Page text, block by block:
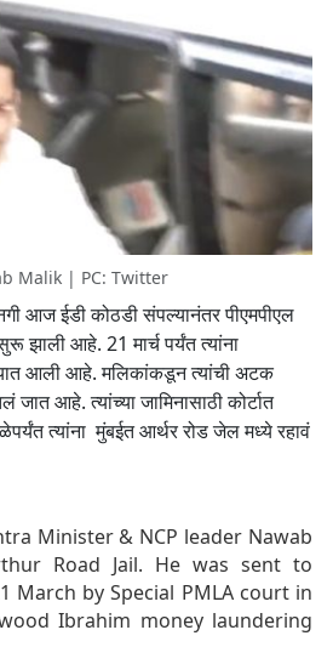
Malik | PC: Twitter
आज ईडी कोठडी संपल्यानंतर पीएमपीएल
झाली आहे. 21 मार्च पर्यंत त्यांना
आली आहे. मलिकांकडून त्यांची अटक
आहे. त्यांच्या जामिनासाठी कोर्टात
त्यांना मुंबईत आर्थर रोड जेल मध्ये रहावं
Minister & NCP leader Nawab
Road Jail. He was sent to
March by Special PMLA court in
Ibrahim money laundering